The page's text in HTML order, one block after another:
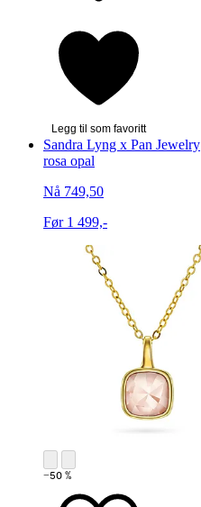
Legg til som favoritt
Sandra Lyng x Pan Jewelry
rosa opal
Nå 749,50
Før 1 499,-
−50 %